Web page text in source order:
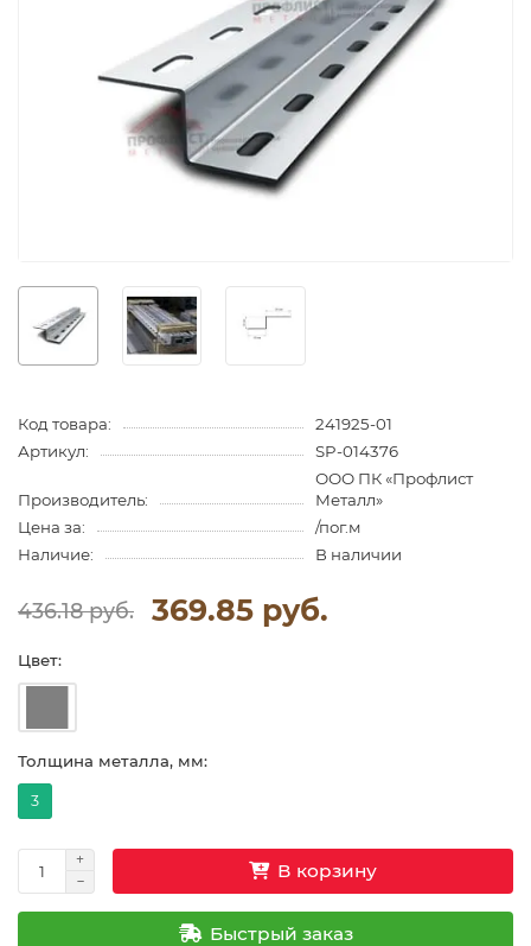
Код товара:
241925-01
Артикул:
SP-014376
Производитель:
ООО ПК «Профлист
Металл»
Цена за:
/пог.м
Наличие:
В наличии
436.18 руб. 369.85 руб.
Цвет:
Толщина металла, мм:
3
В корзину
Быстрый заказ